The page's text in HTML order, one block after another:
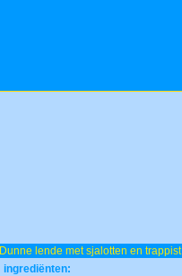
Dunne lende met sjalotten en trappist
ingrediënten: